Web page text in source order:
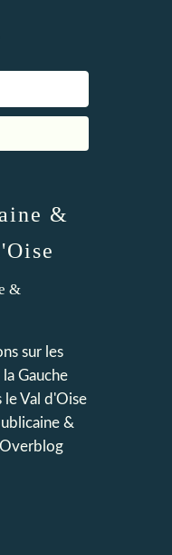
&
sur les
Gauche
le Val d'Oise
&